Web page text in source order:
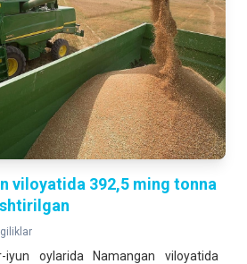
viloyatida 392,5 ming tonna
iyun oylarida Namangan viloyatida